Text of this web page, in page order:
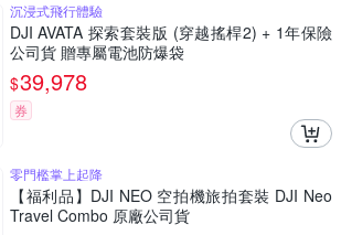
沉浸式飛行體驗
DJI AVATA 探索套裝版 (穿越搖桿2) + 1年保險
公司貨 贈專屬電池防爆袋
$39,978
券
零門檻掌上起降
【福利品】DJI NEO 空拍機旅拍套裝 DJI Neo
Travel Combo 原廠公司貨